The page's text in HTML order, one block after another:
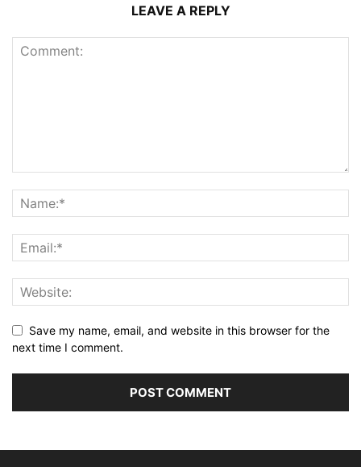
LEAVE A REPLY
Save my name, email, and website in this browser for the
next time I comment.